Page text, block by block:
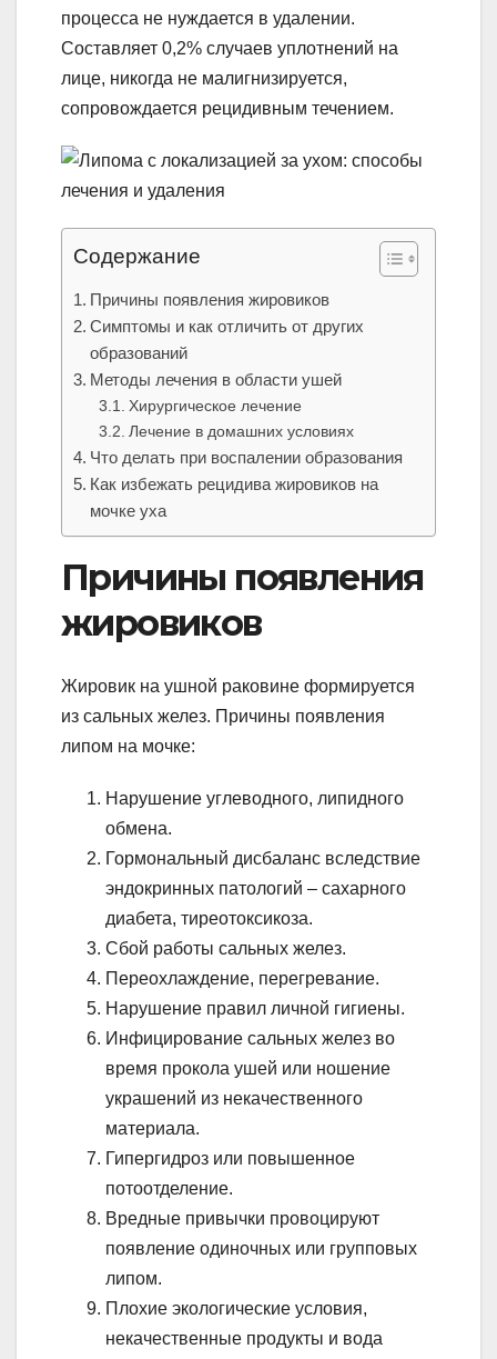
процесса не нуждается в удалении.
Составляет 0,2% случаев уплотнений на
лице, никогда не малигнизируется,
сопровождается рецидивным течением.
Содержание
Причины появления жировиков
Симптомы и как отличить от других
образований
Методы лечения в области ушей
Хирургическое лечение
Лечение в домашних условиях
Что делать при воспалении образования
Как избежать рецидива жировиков на
мочке уха
Причины появления
жировиков
Жировик на ушной раковине формируется
из сальных желез. Причины появления
липом на мочке:
Нарушение углеводного, липидного
обмена.
Гормональный дисбаланс вследствие
эндокринных патологий – сахарного
диабета, тиреотоксикоза.
Сбой работы сальных желез.
Переохлаждение, перегревание.
Нарушение правил личной гигиены.
Инфицирование сальных желез во
время прокола ушей или ношение
украшений из некачественного
материала.
Гипергидроз или повышенное
потоотделение.
Вредные привычки провоцируют
появление одиночных или групповых
липом.
Плохие экологические условия,
некачественные продукты и вода